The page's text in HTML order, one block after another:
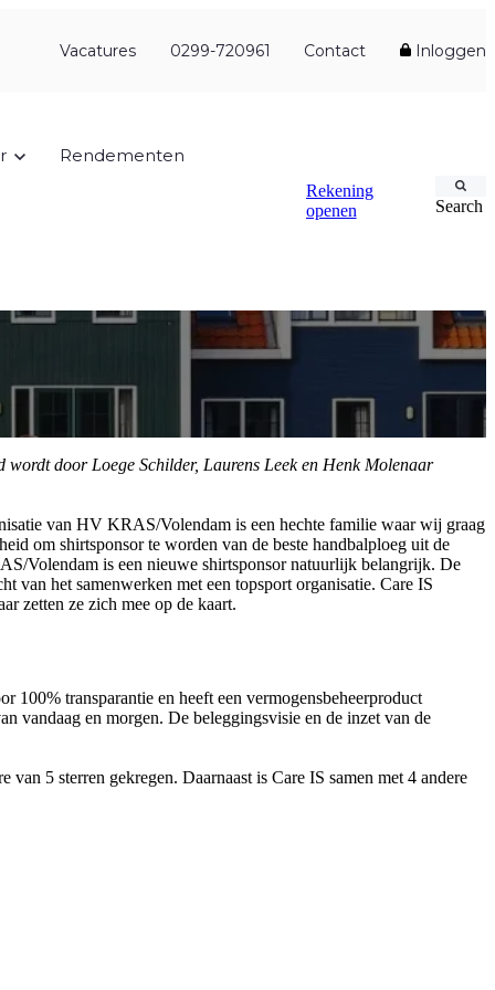
Vacatures 0299-720961 Contact Inloggen
Rendementen
Rekening
openen
Search
door Loege Schilder, Laurens Leek en Henk Molenaar
van HV KRAS/Volendam is een hechte familie waar wij graag
om shirtsponsor te worden van de beste handbalploeg uit de
Volendam is een nieuwe shirtsponsor natuurlijk belangrijk. De
van het samenwerken met een topsport organisatie. Care IS
zetten ze zich mee op de kaart.
100% transparantie en heeft een vermogensbeheerproduct
vandaag en morgen. De beleggingsvisie en de inzet van de
5 sterren gekregen. Daarnaast is Care IS samen met 4 andere